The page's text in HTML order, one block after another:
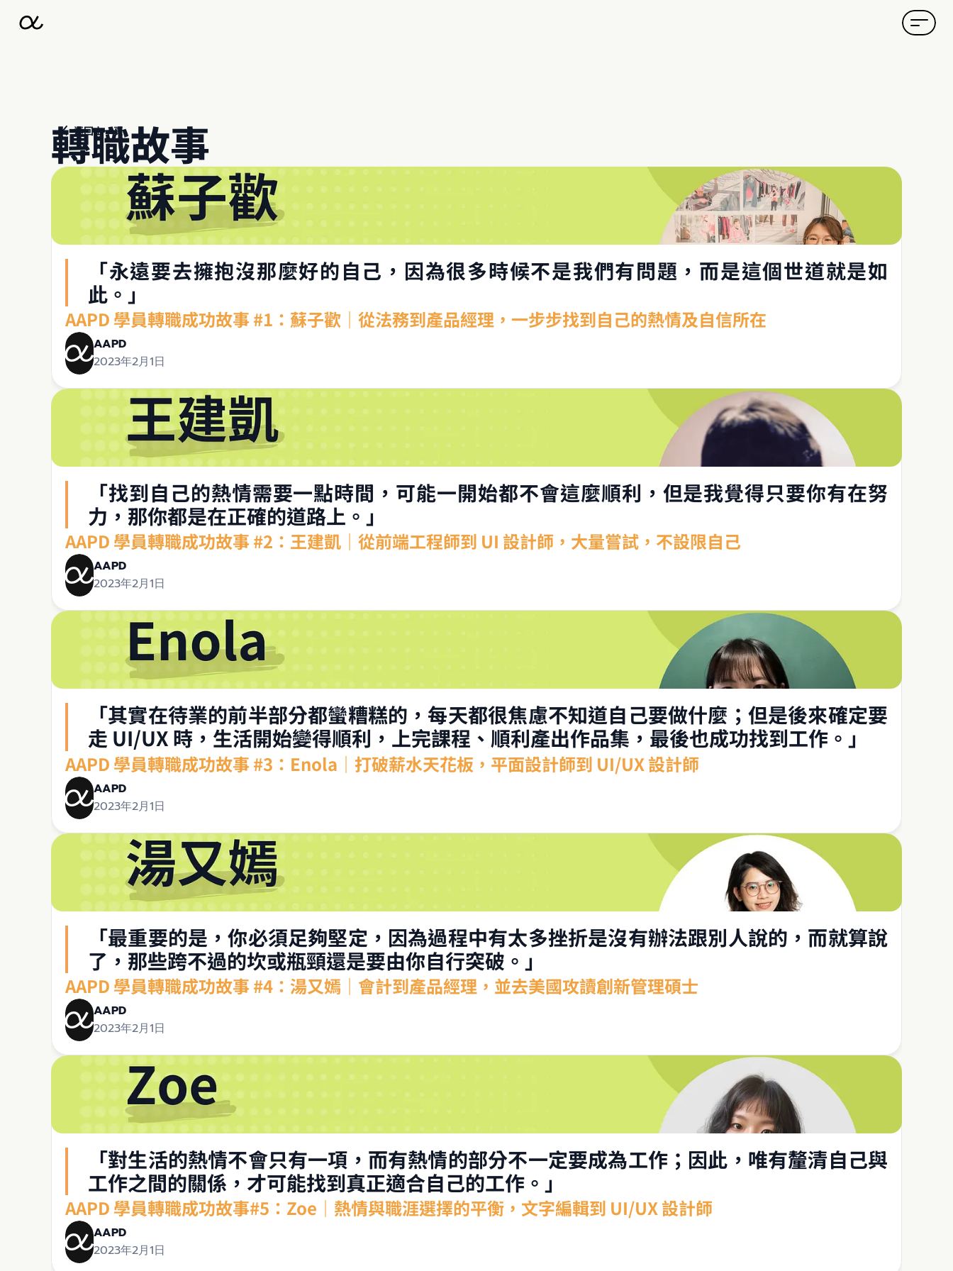
返回上一頁
轉職故事
「永遠要去擁抱沒那麼好的自己，因為很多時候不是我們有問題，而是這個世道就是如
此。」
AAPD
2023年2月1日
AAPD 學員轉職成功故事 #1：蘇子歡｜從法務到產品經理，一步步找到自己的熱情及自信所在
「找到自己的熱情需要一點時間，可能一開始都不會這麼順利，但是我覺得只要你有在努
力，那你都是在正確的道路上。」
AAPD
2023年2月1日
AAPD 學員轉職成功故事 #2：王建凱｜從前端工程師到 UI 設計師，大量嘗試，不設限自己
「其實在待業的前半部分都蠻糟糕的，每天都很焦慮不知道自己要做什麼；但是後來確定要
走 UI/UX 時，生活開始變得順利，上完課程、順利產出作品集，最後也成功找到工作。」
AAPD
2023年2月1日
AAPD 學員轉職成功故事 #3：Enola｜打破薪水天花板，平面設計師到 UI/UX 設計師
「最重要的是，你必須足夠堅定，因為過程中有太多挫折是沒有辦法跟別人說的，而就算說
了，那些跨不過的坎或瓶頸還是要由你自行突破。」
AAPD
2023年2月1日
AAPD 學員轉職成功故事 #4：湯又嫣｜會計到產品經理，並去美國攻讀創新管理碩士
「對生活的熱情不會只有一項，而有熱情的部分不一定要成為工作；因此，唯有釐清自己與
工作之間的關係，才可能找到真正適合自己的工作。」
AAPD
2023年2月1日
AAPD 學員轉職成功故事#5：Zoe｜熱情與職涯選擇的平衡，文字編輯到 UI/UX 設計師